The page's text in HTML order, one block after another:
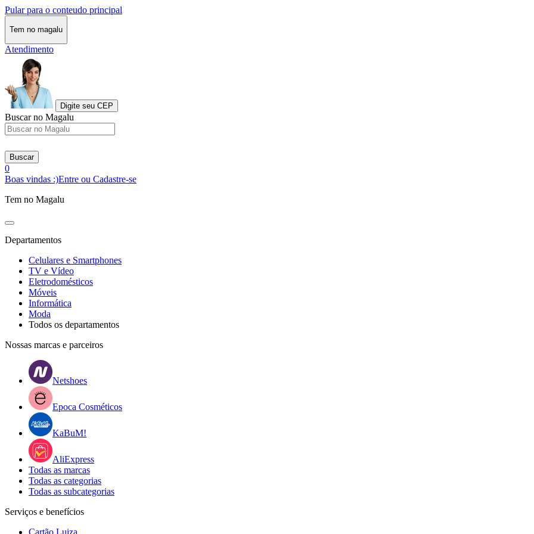
Pular para o conteudo principal
Tem no magalu
Atendimento
Digite seu CEP
Buscar no Magalu
Buscar
0
Boas vindas :)Entre ou Cadastre-se
Tem no Magalu
Departamentos
Celulares e Smartphones
TV e Vídeo
Eletrodomésticos
Móveis
Informática
Moda
Todos os departamentos
Nossas marcas e parceiros
Netshoes
Epoca Cosméticos
KaBuM!
AliExpress
Todas as marcas
Todas as categorias
Todas as subcategorias
Serviços e benefícios
Cartão Luiza